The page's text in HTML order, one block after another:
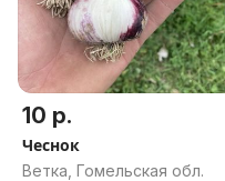
10 р.
Чеснок
Ветка, Гомельская обл.